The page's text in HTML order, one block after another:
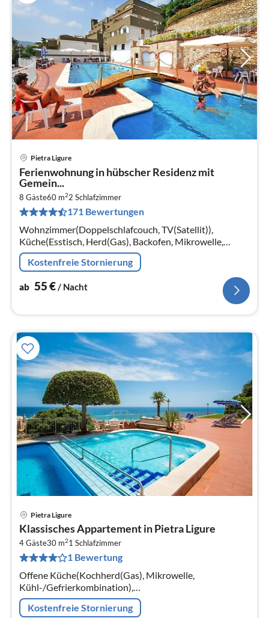
Pietra Ligure
Ferienwohnung in hübscher Residenz mit
Gemein...
8 Gäste60 m22 Schlafzimmer
171 Bewertungen
Wohnzimmer(Doppelschlafcouch, TV(Satellit)),
Küche(Esstisch, Herd(Gas), Backofen, Mikrowelle,
Spülmaschine, Kühl-/Gefrierkombination),
Schlafzimmer(Doppelbett, Etagenbett)
Kostenfreie Stornierung
ab 55€/ Nacht
Pietra Ligure
Klassisches Appartement in Pietra Ligure
4 Gäste30 m21 Schlafzimmer
1 Bewertung
Offene Küche(Kochherd(Gas), Mikrowelle,
Kühl-/Gefrierkombination),
Wohn-/Schlafzimmer(Doppelschlafcouch, TV, Esstisch,
Sitzecke), Schlafzimmer(Doppelbett)
Kostenfreie Stornierung